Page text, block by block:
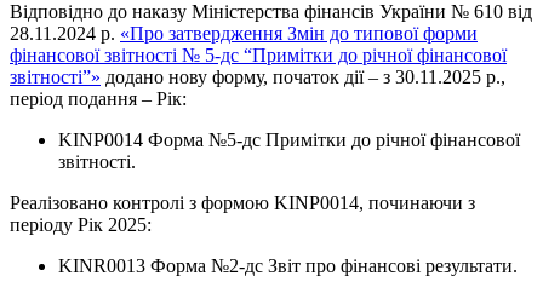
Відповідно до наказу Міністерства фінансів України № 610 від
28.11.2024 р. «Про затвердження Змін до типової форми
фінансової звітності № 5-дс “Примітки до річної фінансової
звітності”» додано нову форму, початок дії – з 30.11.2025 р.,
період подання – Рік:
KINP0014 Форма №5-дс Примітки до річної фінансової
звітності.
Реалізовано контролі з формою KINP0014, починаючи з
періоду Рік 2025:
KINR0013 Форма №2-дс Звіт про фінансові результати.